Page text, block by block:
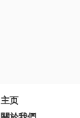
主页